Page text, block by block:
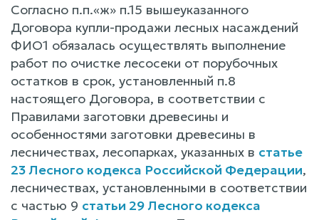
Согласно п.п.«ж» п.15 вышеуказанного
Договора купли-продажи лесных насаждений
ФИО1 обязалась осуществлять выполнение
работ по очистке лесосеки от порубочных
остатков в срок, установленный п.8
настоящего Договора, в соответствии с
Правилами заготовки древесины и
особенностями заготовки древесины в
лесничествах, лесопарках, указанных в статье
23 Лесного кодекса Российской Федерации,
лесничествах, установленными в соответствии
с частью 9 статьи 29 Лесного кодекса